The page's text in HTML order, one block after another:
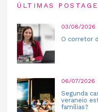
ÚLTIMAS
03/08/2026
O corretor
06/07/2026
Segunda
veraneio
famílias?